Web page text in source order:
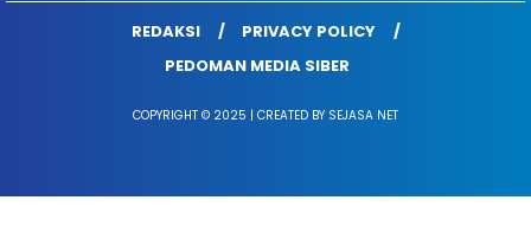
REDAKSI
PRIVACY POLICY
PEDOMAN MEDIA SIBER
COPYRIGHT © 2025 | CREATED BY SEJASA NET